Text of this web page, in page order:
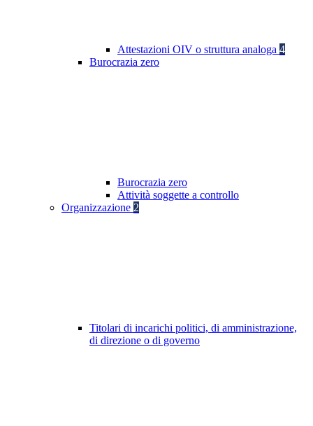
Attestazioni OIV o struttura analoga 4
Burocrazia zero
Burocrazia zero
Attività soggette a controllo
Organizzazione 2
Titolari di incarichi politici, di amministrazione,
di direzione o di governo